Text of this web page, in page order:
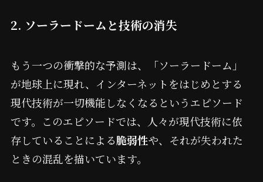
2. ソーラードームと技術の消失
もう一つの衝撃的な予測は、「ソーラードーム」
が地球上に現れ、インターネットをはじめとする
現代技術が一切機能しなくなるというエピソード
です。このエピソードでは、人々が現代技術に依
存していることによる脆弱性や、それが失われた
ときの混乱を描いています。